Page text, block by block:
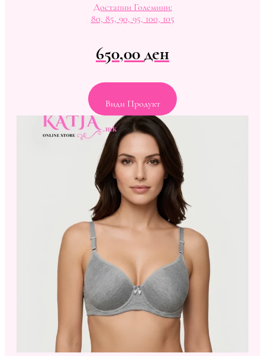
Достапни Големини:
80, 85, 90, 95, 100, 105
650,00ден
Види Продукт